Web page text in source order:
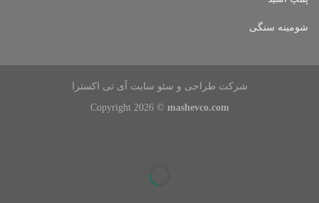
شومینه سنگی
شرکت طراحی و سئو سایت آی تی اکسترا
Copyright 2026 © mashevco.com